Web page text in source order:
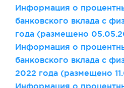
Информация о
банковского вклада с
года (размещено
Информация о
банковского вклада с
2022 года (размещено
Информация о